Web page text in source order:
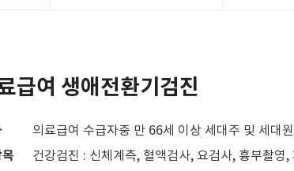
급여 생애전환기검진
의료급여 수급자중 만 66세 이상 세대주 및 세대원
건강검진 : 신체계측, 혈액검사, 요검사, 흉부촬영